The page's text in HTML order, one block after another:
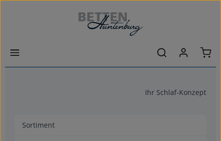
Zum Hauptinhalt springen
Ihr Schlaf-Konzept
Sortiment